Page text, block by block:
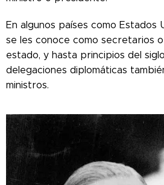
En algunos países como Estados
se les conoce como secretarios
estado, y hasta principios del
delegaciones diplomáticas
ministros.